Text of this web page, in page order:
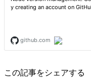
この記事をシェアする